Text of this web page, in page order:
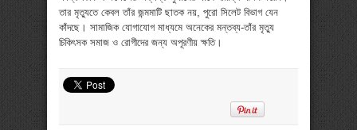
তার মৃত্যুতে কেবল তাঁর জন্মমাটি ছাতক নয়, পুরো সিলেট বিভাগ যেন
কাঁদছে। সামাজিক যোগাযোগ মাধ্যমে অনেকের মন্তব্য-তাঁর মৃত্যু
চিকিৎসক সমাজ ও রোগীদের জন্য অপূরণীয় ক্ষতি।